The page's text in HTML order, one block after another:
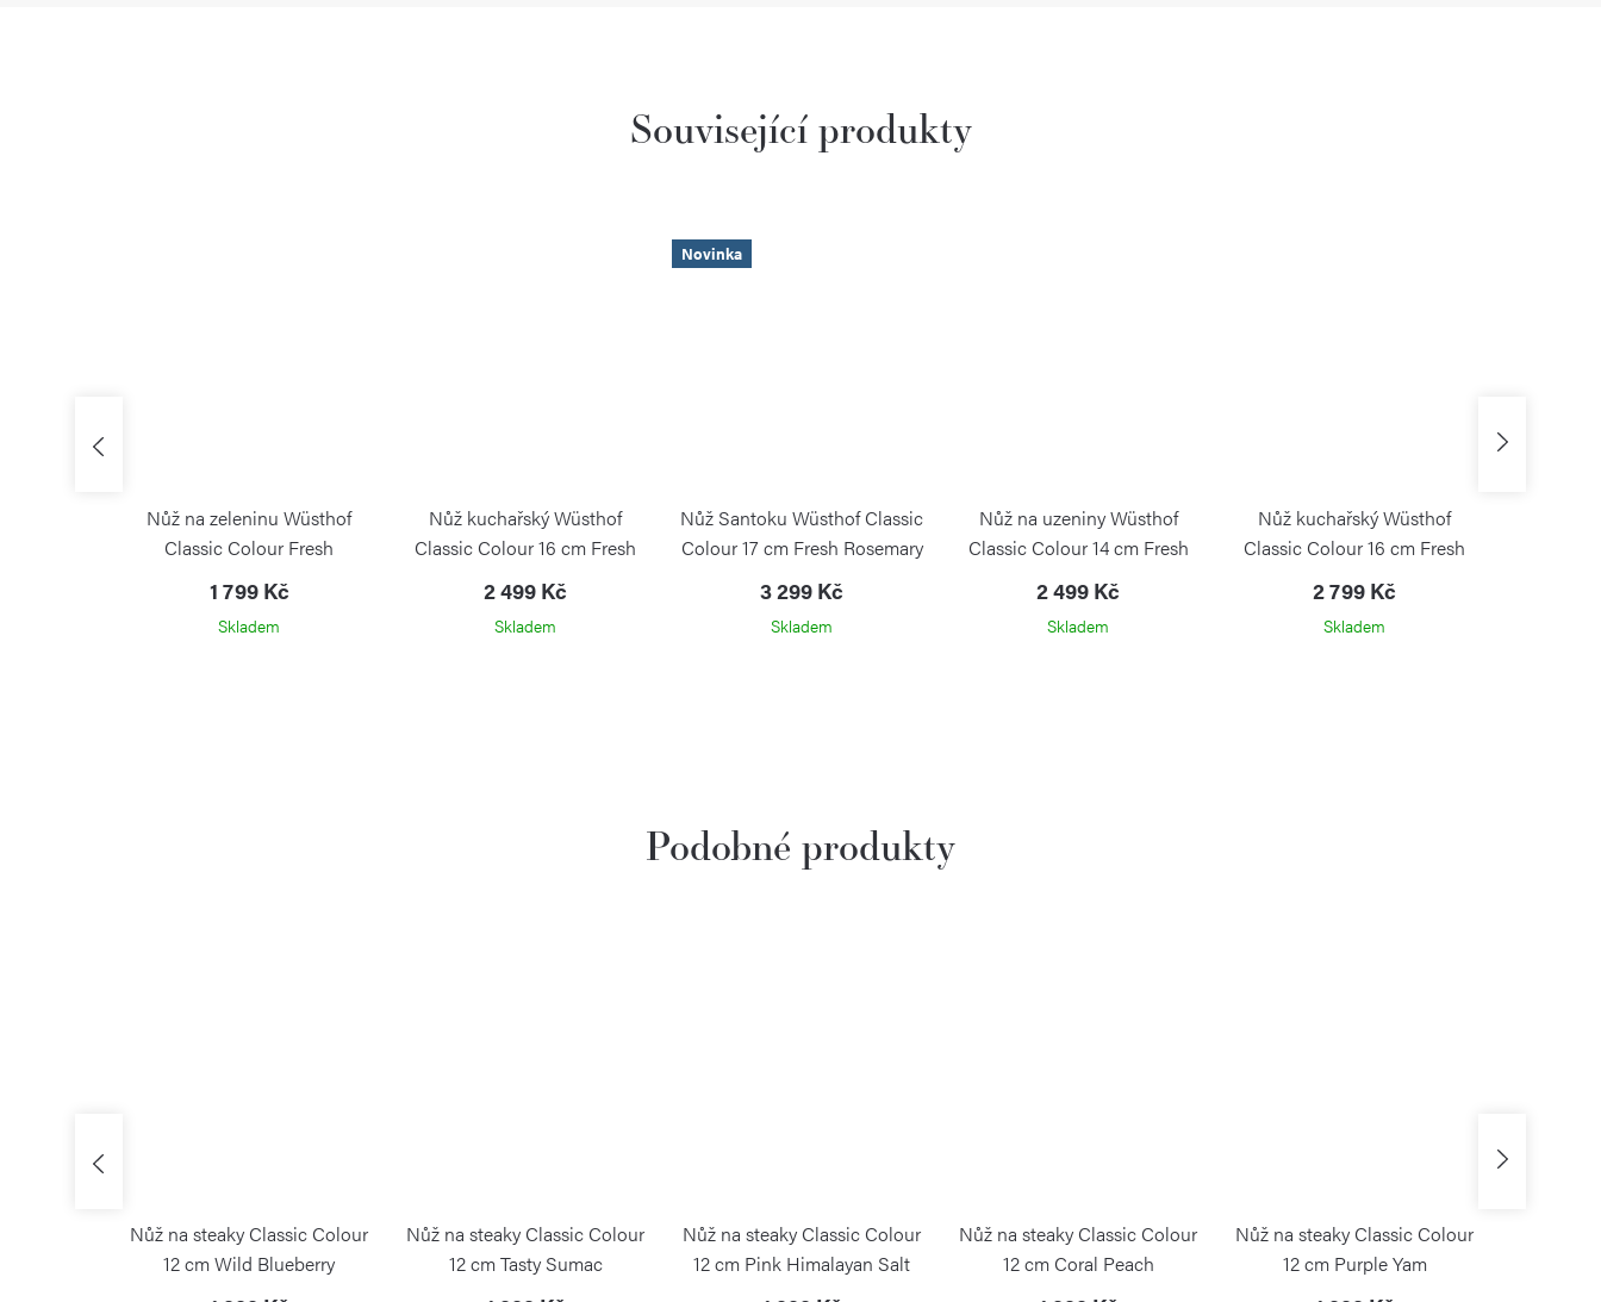
Související produkty
Nůž na zeleninu Wüsthof
Classic Colour Fresh
Rosemary 9 cm
1 799 Kč
Skladem
Nůž kuchařský Wüsthof
Classic Colour 16 cm Fresh
Rosemary
2 499 Kč
Skladem
Novinka
Nůž Santoku Wüsthof Classic
Colour 17 cm Fresh Rosemary
3 299 Kč
Skladem
Nůž na uzeniny Wüsthof
Classic Colour 14 cm Fresh
Rosemary
2 499 Kč
Skladem
Nůž kuchařský Wüsthof
Classic Colour 16 cm Fresh
Rosemary
2 799 Kč
Skladem
Nůž na steaky Classic Colour
12 cm Wild Blueberry
Nůž na steaky Classic Colour
12 cm Tasty Sumac
Nůž na steaky Classic Colour
12 cm Pink Himalayan Salt
Nůž na steaky Classic Colour
12 cm Coral Peach
Nůž na steaky Classic Colour
12 cm Purple Yam